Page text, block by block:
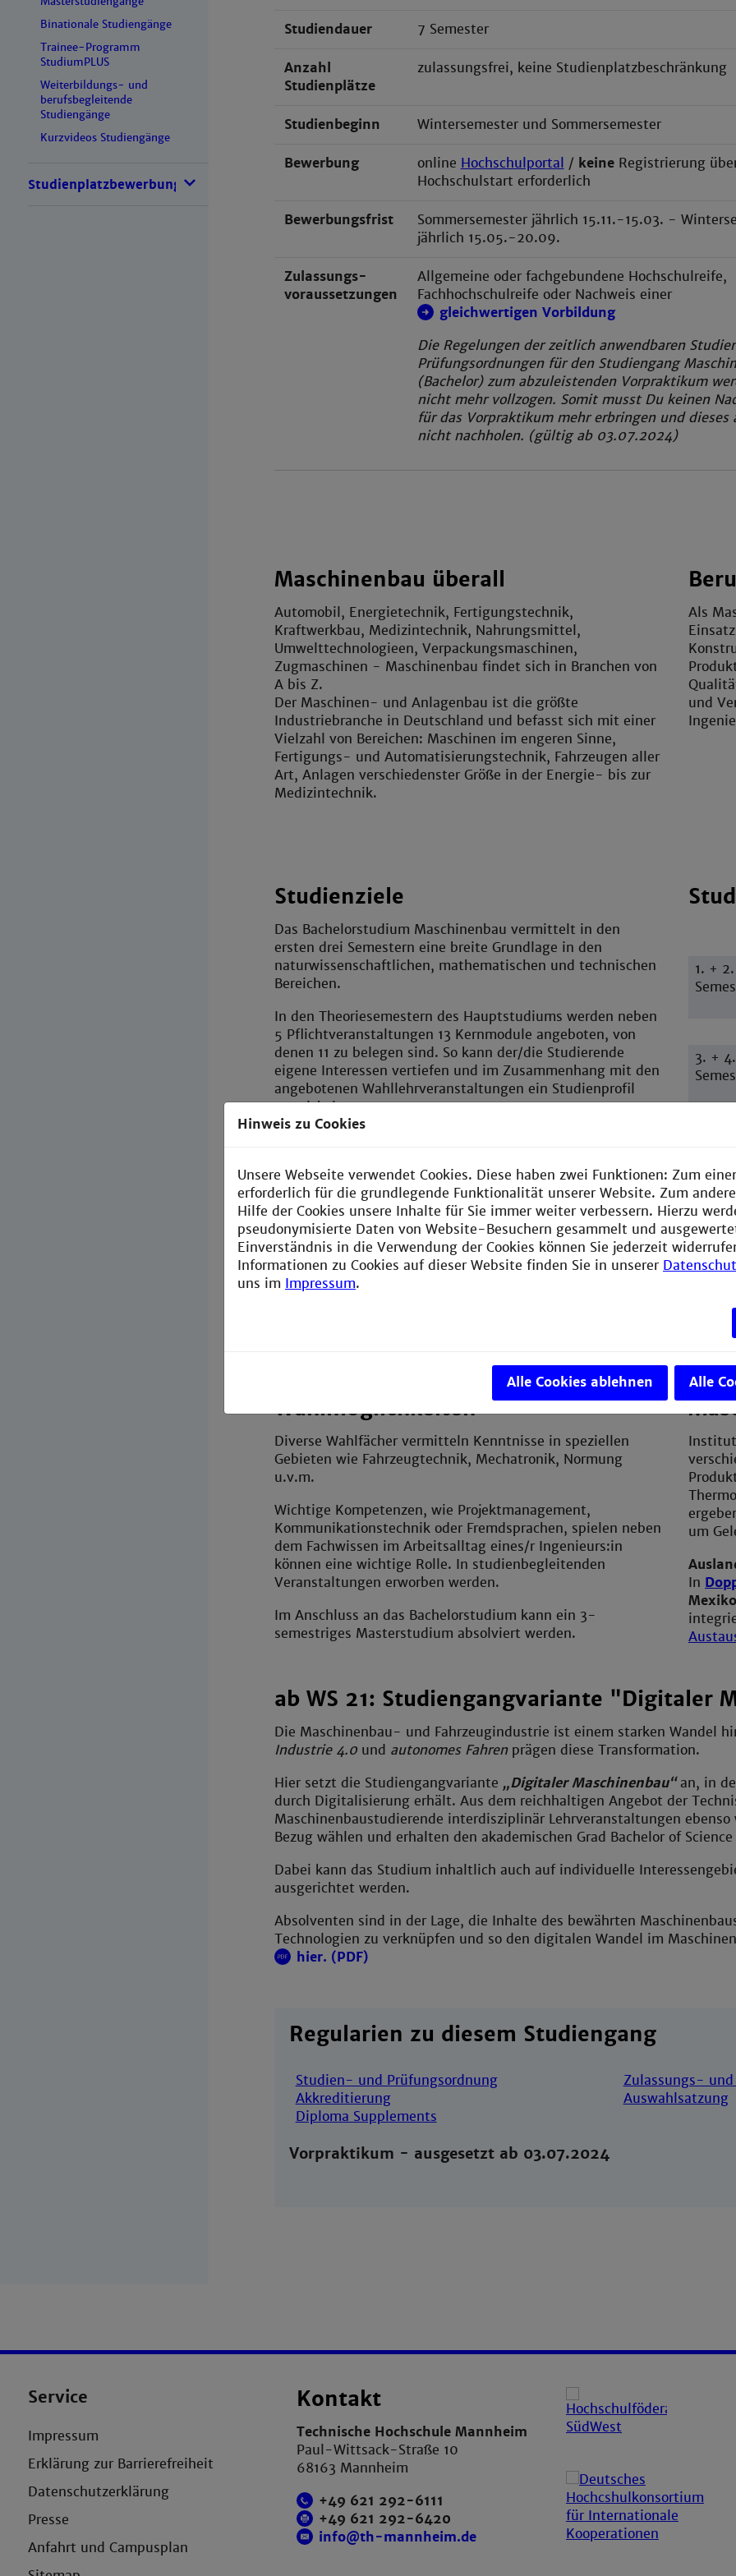
Binationale Studiengänge
Trainee-Programm
StudiumPLUS
Weiterbildungs- und
berufsbegleitende
Studiengänge
Kurzvideos Studiengänge
Studienplatzbewerbung
Studiendauer 7 Semester
Anzahl
Studienplätze
zulassungsfrei, keine Studienplatzbeschränkung
Studienbeginn Wintersemester und Sommersemester
Bewerbung online Hochschulportal / keine Registrierung
Hochschulstart erforderlich
Bewerbungsfrist
Sommersemester jährlich 15.11.-15.03. -
jährlich 15.05.-20.09.
Zulassungs-
voraussetzungen
Allgemeine oder fachgebundene Hochschulreife,
Fachhochschulreife oder Nachweis einer
gleichwertigen Vorbildung
Die Regelungen der zeitlich anwendbaren
Prüfungsordnungen für den Studiengang
(Bachelor) zum abzuleistenden Vorpraktikum
nicht mehr vollzogen. Somit musst Du keinen
für das Vorpraktikum mehr erbringen und dieses
nicht nachholen. (gültig ab 03.07.2024)
Maschinenbau überall
Automobil, Energietechnik, Fertigungstechnik,
Kraftwerkbau, Medizintechnik, Nahrungsmittel,
Umwelttechnologieen, Verpackungsmaschinen,
Zugmaschinen - Maschinenbau findet sich in Branchen von
A bis Z.
Der Maschinen- und Anlagenbau ist die größte
Industriebranche in Deutschland und befasst sich mit einer
Vielzahl von Bereichen: Maschinen im engeren Sinne,
Fertigungs- und Automatisierungstechnik, Fahrzeugen aller
Art, Anlagen verschiedenster Größe in der Energie- bis zur
Medizintechnik.
Als
und
Studienziele
Das Bachelorstudium Maschinenbau vermittelt in den
ersten drei Semestern eine breite Grundlage in den
naturwissenschaftlichen, mathematischen und technischen
Bereichen.
In den Theoriesemestern des Hauptstudiums werden neben
5 Pflichtveranstaltungen 13 Kernmodule angeboten, von
denen 11 zu belegen sind. So kann der/die Studierende
eigene Interessen vertiefen und im Zusammenhang mit den
angebotenen Wahllehrveranstaltungen ein Studienprofil
entwickeln.
Breite des Fachgebiets ab: Von der Mechanik über
Werkstoffkunde und Konstruktion bis hin zu Fluid- und
Thermodynamik sowie Fertigungs- und
Produktionsverfahren.
1. + 2.
3. + 4.
6. +
7.
Wahlmöglichkeiten
Diverse Wahlfächer vermitteln Kenntnisse in speziellen
Gebieten wie Fahrzeugtechnik, Mechatronik, Normung
u.v.m.
Wichtige Kompetenzen, wie Projektmanagement,
Kommunikationstechnik oder Fremdsprachen, spielen neben
dem Fachwissen im Arbeitsalltag eines/r Ingenieurs:in
können eine wichtige Rolle. In studienbegleitenden
Veranstaltungen erworben werden.
Im Anschluss an das Bachelorstudium kann ein 3-
semestriges Masterstudium absolviert werden.
um
In
Mexiko
ab WS 21: Studiengangvariante "Digitaler
Die Maschinenbau- und Fahrzeugindustrie ist einem starken Wandel
Industrie 4.0und autonomes Fahrenprägen diese Transformation.
Hier setzt die Studiengangvariante „Digitaler Maschinenbau“an, in
durch Digitalisierung erhält. Aus dem reichhaltigen Angebot der
Maschinenbaustudierende interdisziplinär Lehrveranstaltungen
Bezug wählen und erhalten den akademischen Grad Bachelor of
Dabei kann das Studium inhaltlich auch auf individuelle
ausgerichtet werden.
Absolventen sind in der Lage, die Inhalte des bewährten
Technologien zu verknüpfen und so den digitalen Wandel im
hier. (PDF)
Regularien zu diesem Studiengang
Studien- und Prüfungsordnung
Akkreditierung
Diploma Supplements
Zulassungs-
Auswahlsatzung
Vorpraktikum - ausgesetzt ab 03.07.2024
Service
Impressum
Erklärung zur Barrierefreiheit
Datenschutzerklärung
Presse
Anfahrt und Campusplan
Kontakt
Technische Hochschule Mannheim
Paul-Wittsack-Straße 10
68163 Mannheim
+49 621 292-6111
+49 621 292-6420
info@th-mannheim.de
Hinweis zu Cookies
Unsere Webseite verwendet Cookies. Diese haben zwei Funktionen: Zum
erforderlich für die grundlegende Funktionalität unserer Website. Zum
Hilfe der Cookies unsere Inhalte für Sie immer weiter verbessern. Hierzu
pseudonymisierte Daten von Website-Besuchern gesammelt und
Einverständnis in die Verwendung der Cookies können Sie jederzeit
Informationen zu Cookies auf dieser Website finden Sie in unserer
uns im Impressum.
Alle Cookies ablehnen Alle